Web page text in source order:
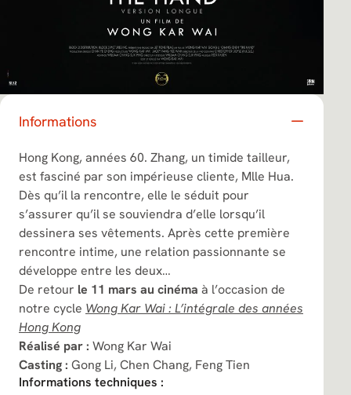
Informations
Hong Kong, années 60. Zhang, un timide tailleur,
est fasciné par son impérieuse cliente, Mlle Hua.
Dès qu’il la rencontre, elle le séduit pour
s’assurer qu’il se souviendra d’elle lorsqu’il
dessinera ses vêtements. Après cette première
rencontre intime, une relation passionnante se
développe entre les deux…
De retour le 11 mars au cinéma à l’occasion de
notre cycle Wong Kar Wai : L’intégrale des années
Hong Kong
Réalisé par : Wong Kar Wai
Casting : Gong Li, Chen Chang, Feng Tien
Informations techniques :